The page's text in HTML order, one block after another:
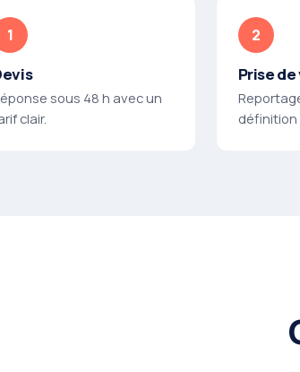
sous 48 h avec un
clair.
Prise
définition